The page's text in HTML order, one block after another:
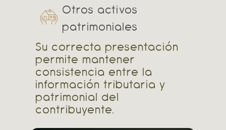
Otros activos
patrimoniales
Su correcta presentación
permite mantener
consistencia entre la
información tributaria y
patrimonial del
contribuyente.